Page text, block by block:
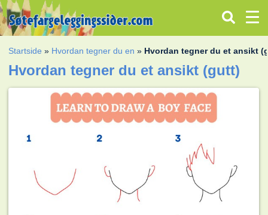
Startside » Hvordan tegner du en » Hvordan tegner du et ansikt
Hvordan tegner du et ansikt (gutt)